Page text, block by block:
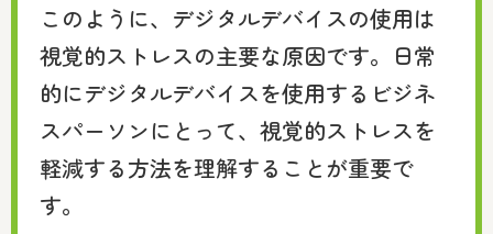
このように、デジタルデバイスの使用は
視覚的ストレスの主要な原因です。日常
的にデジタルデバイスを使用するビジネ
スパーソンにとって、視覚的ストレスを
軽減する方法を理解することが重要で
す。